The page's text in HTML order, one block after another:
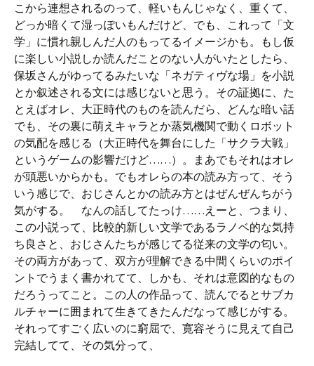
こから連想されるのって、軽いもんじゃなく、重くて、
どっか暗くて湿っぽいもんだけど、でも、これって「文
学」に慣れ親しんだ人のもってるイメージかも。もし仮
に楽しい小説しか読んだことのない人がいたとしたら、
保坂さんがゆってるみたいな「ネガティヴな場」を小説
とか叙述される文には感じないと思う。その証拠に、た
とえばオレ、大正時代のものを読んだら、どんな暗い話
でも、その裏に萌えキャラとか蒸気機関で動くロボット
の気配を感じる（大正時代を舞台にした「サクラ大戦」
というゲームの影響だけど……）。まあでもそれはオレ
が頭悪いからかも。でもオレらの本の読み方って、そう
いう感じで、おじさんとかの読み方とはぜんぜんちがう
気がする。 なんの話してたっけ……えーと、つまり、
この小説って、比較的新しい文学であるラノベ的な気持
ち良さと、おじさんたちが感じてる従来の文学の匂い。
その両方があって、双方が理解できる中間くらいのポイ
ントでうまく書かれてて、しかも、それは意図的なもの
だろうってこと。この人の作品って、読んでるとサブカ
ルチャーに囲まれて生きてきたんだなって感じがする。
それってすごく広いのに窮屈で、寛容そうに見えて自己
完結してて、その気分って、